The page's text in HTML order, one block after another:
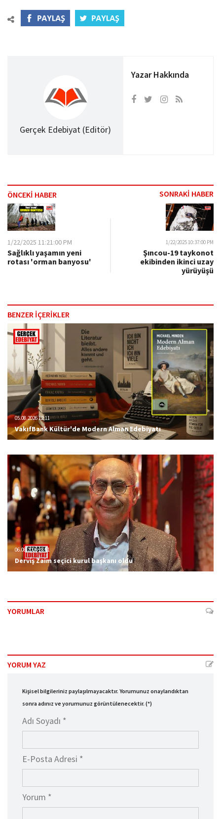
Gerçek Edebiyat (Editör)
Yazar Hakkında
ÖNCEKİ HABER SONRAKİ HABER
1/22/2025 11:21:00 PM
Sağlıklı yaşamın yeni
rotası 'orman banyosu'
1/22/2025 10:37:00 PM
Şıncou-19 taykonot
ekibinden ikinci uzay
yürüyüşü
BENZER İÇERİKLER
05.08.2026 12:11
VakıfBank Kültür'de Modern Alman Edebiyatı
06.08.2026 23:51
Derviş Zaim seçici kurul başkanı oldu
YORUMLAR
YORUM YAZ
Kişisel bilgileriniz paylaşılmayacaktır. Yorumunuz onaylandıktan
sonra adınız ve yorumunuz görüntülenecektir. (*)
Adı Soyadı *
E-Posta Adresi *
Yorum *